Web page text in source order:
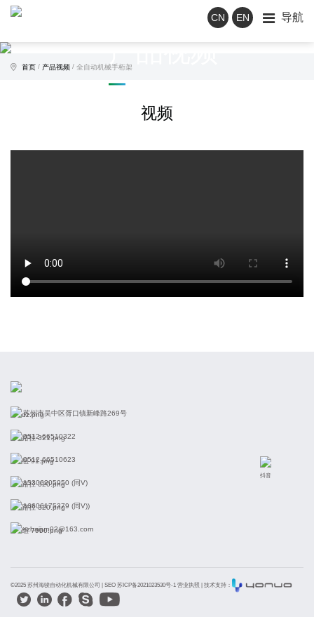
CN EN 导航
产品视频
首页 / 产品视频 /全自动机械手桁架
视频
苏州市吴中区胥口镇新峰路269号
0512-66510322
0512-66510623
15306205950 (同V)
16606175379 (同V))
szhaijun02@163.com
抖音
©2025 苏州海骏自动化机械有限公司 | SEO 苏ICP备2021023530号-1 营业执照 | 技术支持：